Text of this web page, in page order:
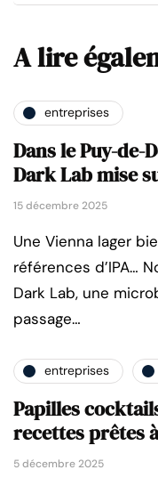
A lire
entreprises
Dans le Puy-
Dark Lab mise
15 décembre 2025
Une Vienna lager
références d’IPA…
Dark Lab, une
passage…
entreprises
Papilles
recettes prêtes
5 décembre 2025